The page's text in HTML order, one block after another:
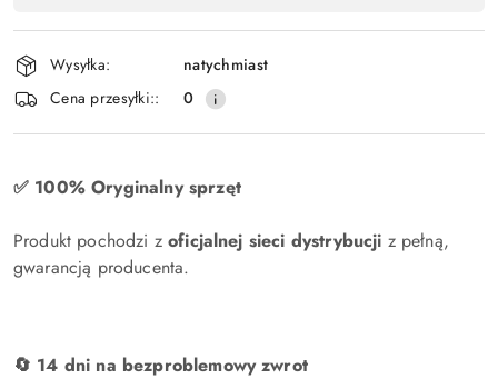
,
płatność
i
dostawa
Wysyłka:
natychmiast
Cena przesyłki::
0
✅ 100% Oryginalny sprzęt
Produkt pochodzi zoficjalnej sieci dystrybucji z pełną,
gwarancją producenta.
🔄 14 dni na bezproblemowy zwrot